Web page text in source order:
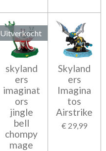
Uitverkocht
skyland
ers
imaginat
ors
jingle
bell
chompy
mage
Skyland
ers
Imagina
tos
Airstrike
€ 29,99